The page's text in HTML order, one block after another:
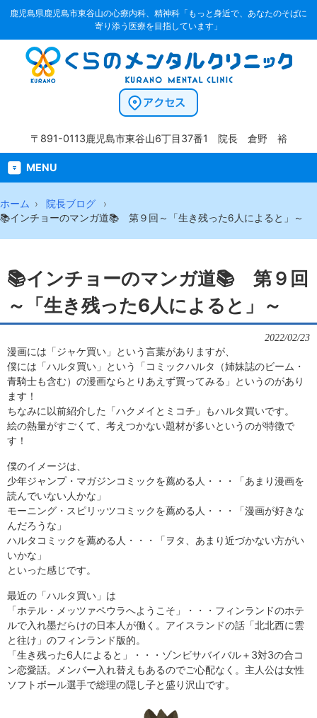
鹿児島県鹿児島市東谷山の心療内科、精神科「もっと身近で、あなたのそばに
寄り添う医療を目指しています」
〒891-0113鹿児島市東谷山6丁目37番1 院長 倉野 裕
MENU
ホーム
院長ブログ
📚インチョーのマンガ道📚 第９回～「生き残った6人によると」～
📚インチョーのマンガ道📚 第９回
～「生き残った6人によると」～
2022/02/23
漫画には「ジャケ買い」という言葉がありますが、
僕には「ハルタ買い」という「コミックハルタ（姉妹誌のビーム・
青騎士も含む）の漫画ならとりあえず買ってみる」というのがあり
ます！
ちなみに以前紹介した「ハクメイとミコチ」もハルタ買いです。
絵の熱量がすごくて、考えつかない題材が多いというのが特徴で
す！
僕のイメージは、
少年ジャンプ・マガジンコミックを薦める人・・・「あまり漫画を
読んでいない人かな」
モーニング・スピリッツコミックを薦める人・・・「漫画が好きな
んだろうな」
ハルタコミックを薦める人・・・「ヲタ、あまり近づかない方がい
いかな」
といった感じです。
最近の「ハルタ買い」は
「ホテル・メッツァペウラへようこそ」・・・フィンランドのホテ
ルで入れ墨だらけの日本人が働く。アイスランドの話「北北西に雲
と往け」のフィンランド版的。
「生き残った6人によると」・・・ゾンビサバイバル＋3対3の合コ
ン恋愛話。メンバー入れ替えもあるのでご心配なく。主人公は女性
ソフトボール選手で総理の隠し子と盛り沢山です。